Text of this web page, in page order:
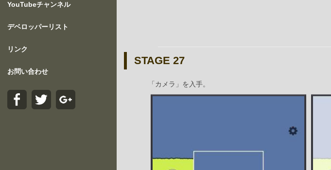
YouTubeチャンネル
デベロッパーリスト
リンク
お問い合わせ
STAGE 27
「カメラ」を入手。